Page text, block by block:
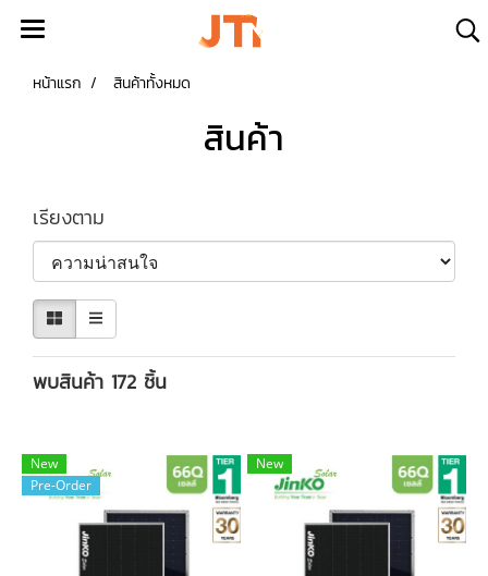
หน้าแรก สินค้าทั้งหมด
สินค้า
เรียงตาม
พบสินค้า 172 ชิ้น
New
Pre-Order
New